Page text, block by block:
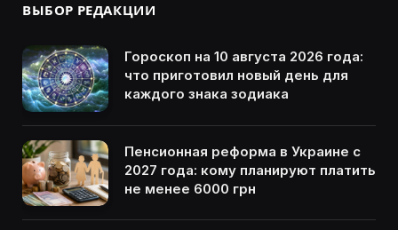
ВЫБОР РЕДАКЦИИ
Гороскоп на 10 августа 2026 года:
что приготовил новый день для
каждого знака зодиака
Пенсионная реформа в Украине с
2027 года: кому планируют платить
не менее 6000 грн